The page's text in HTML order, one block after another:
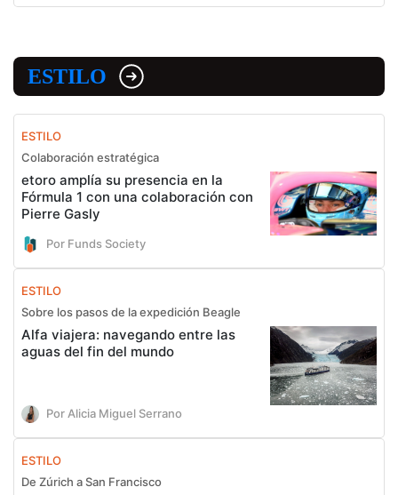
ESTILO
ESTILO
Colaboración estratégica
etoro amplía su presencia en la
Fórmula 1 con una colaboración con
Pierre Gasly
Por Funds Society
ESTILO
Sobre los pasos de la expedición Beagle
Alfa viajera: navegando entre las
aguas del fin del mundo
Por Alicia Miguel Serrano
ESTILO
De Zúrich a San Francisco